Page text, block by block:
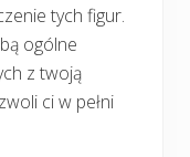
tych figur.
ogólne
z twoją
ci w pełni